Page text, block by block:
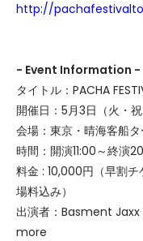
http://
- Event Information -
タイトル：PACHA
開催日：5月3日（火・祝
会場：東京・晴海客船
時間：開演11:00～終演
料金 : 10,000円（早割
場料込み）
出演者：Basment
more